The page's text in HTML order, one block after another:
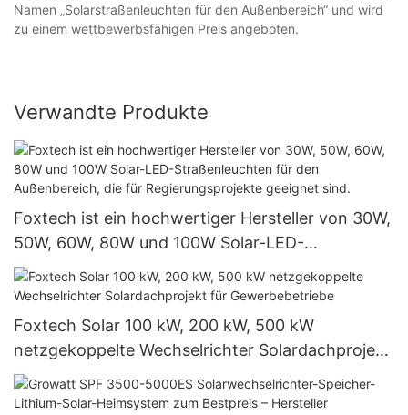
Namen „Solarstraßenleuchten für den Außenbereich“ und wird
zu einem wettbewerbsfähigen Preis angeboten.
Verwandte Produkte
Foxtech ist ein hochwertiger Hersteller von 30W,
50W, 60W, 80W und 100W Solar-LED-
Straßenleuchten für den Außenbereich, die für
Regierungsprojekte geeignet sind.
Foxtech Solar 100 kW, 200 kW, 500 kW
netzgekoppelte Wechselrichter Solardachprojekt
für Gewerbebetriebe